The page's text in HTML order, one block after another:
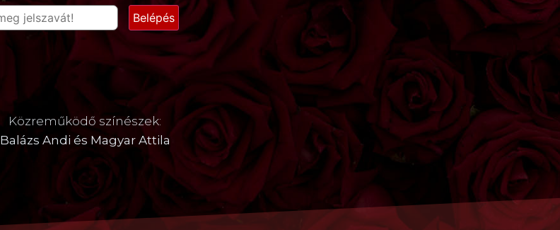
Közreműködő színészek:
Balázs Andi és Magyar Attila